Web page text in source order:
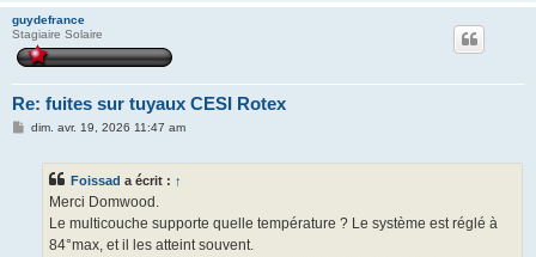
guydefrance
Stagiaire Solaire
Re: fuites sur tuyaux CESI Rotex
Mdim. avr. 19, 2026 11:47 am
Foissad a écrit : ↑
Merci Domwood.
Le multicouche supporte quelle température ? Le système est réglé à
84°max, et il les atteint souvent.